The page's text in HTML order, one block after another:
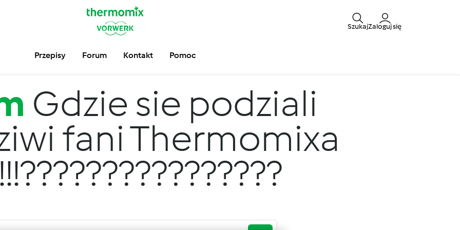
SzukajZaloguj się
Przepisy Forum Kontakt Pomoc
Gdzie sie podziali
fani Thermomixa